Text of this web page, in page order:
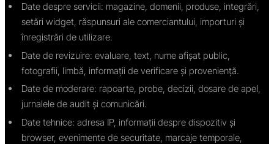
Date despre servicii: magazine, domenii, produse, integrări,
setări widget, răspunsuri ale comerciantului, importuri și
înregistrări de utilizare.
Date de revizuire: evaluare, text, nume afișat public,
fotografii, limbă, informații de verificare și proveniență.
Date de moderare: rapoarte, probe, decizii, dosare de apel,
jurnalele de audit și comunicări.
Date tehnice: adresa IP, informații despre dispozitiv și
browser, evenimente de securitate, marcaje temporale,